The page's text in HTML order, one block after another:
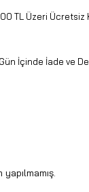
TL Üzeri Ücretsiz
İçinde İade ve